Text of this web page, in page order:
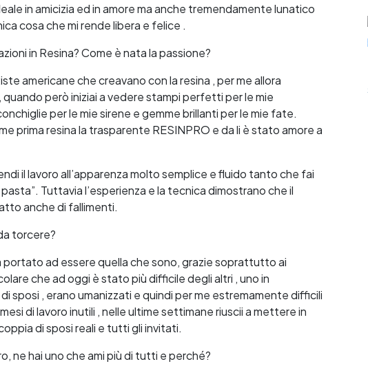
in amicizia ed in amore ma anche tremendamente lunatico
cosa che mi rende libera e felice .
in Resina? Come è nata la passione?
americane che creavano con la resina , per me allora
però iniziai a vedere stampi perfetti per le mie
per le mie sirene e gemme brillanti per le mie fate.
prima resina la trasparente RESINPRO e da li è stato amore a
il lavoro all’apparenza molto semplice e fluido tanto che fai
Tuttavia l’esperienza e la tecnica dimostrano che il
anche di fallimenti.
torcere?
portato ad essere quella che sono, grazie soprattutto ai
che ad oggi è stato più difficile degli altri , uno in
sposi , erano umanizzati e quindi per me estremamente difficili
di lavoro inutili , nelle ultime settimane riuscii a mettere in
di sposi reali e tutti gli invitati.
ne hai uno che ami più di tutti e perché?